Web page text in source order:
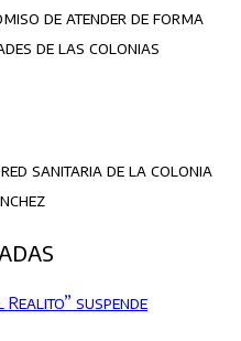
de atender de forma
de las colonias
red sanitaria de la colonia
Realito” suspende